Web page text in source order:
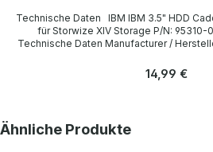
Technische Daten IBM IBM 3.5" HDD Caddy / Rahmen 95310-06
für Storwize XIV Storage P/N: 95310-06 Technical data /
Technische Daten Manufacturer / Hersteller IBM Formfaktor 3,5"
Regulärer Preis:
14,99 €
Produktgalerie überspringen
Ähnliche Produkte